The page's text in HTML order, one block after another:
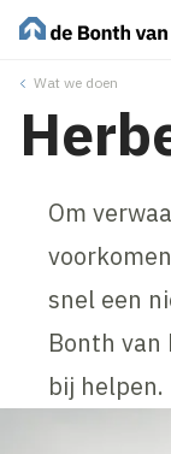
Wat we doen
Om
snel een
Bonth van
bij helpen.